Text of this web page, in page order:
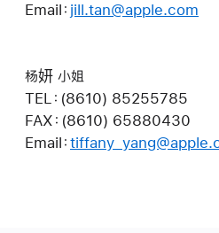
Email： jill.tan@apple.com
杨妍 小姐
TEL：(8610) 85255785
FAX：(8610) 65880430
Email：